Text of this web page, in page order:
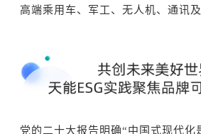
高端乘用车、军工、无人机、通讯
党的二十大报告明确“中国式现代化